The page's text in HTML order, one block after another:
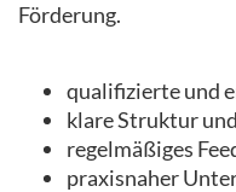
Förderung.
qualifizierte und
klare Struktur
regelmäßiges
praxisnaher